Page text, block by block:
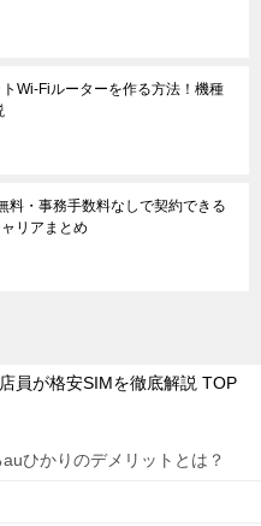
Wi-Fiルーターを作る方法！機種
料・事務手数料なしで契約できる
リアまとめ
員が格安SIMを徹底解説 TOP
ひかりのデメリットとは？